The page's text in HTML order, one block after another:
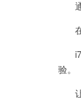
通
在
i7
验。
让